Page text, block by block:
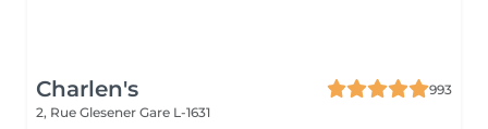
Charlen's
993
2, Rue Glesener Gare L-1631